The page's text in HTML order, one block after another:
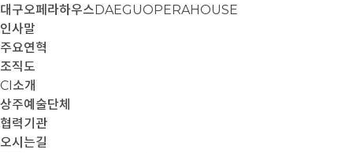
대구오페라하우스DAEGUOPERAHOUSE
인사말
주요연혁
조직도
CI소개
상주예술단체
협력기관
오시는길